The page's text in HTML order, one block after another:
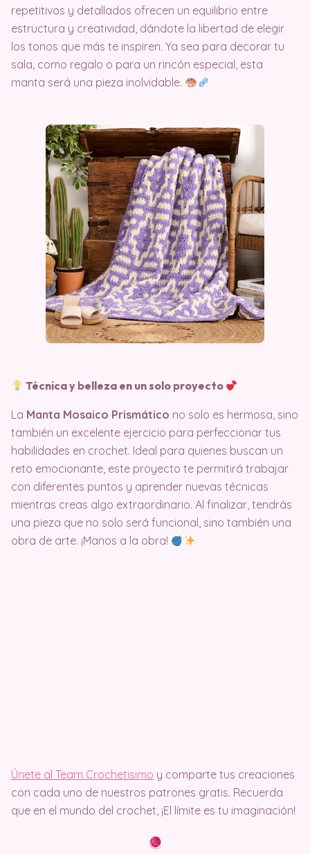
repetitivos y detallados ofrecen un equilibrio entre
estructura y creatividad, dándote la libertad de elegir
los tonos que más te inspiren. Ya sea para decorar tu
sala, como regalo o para un rincón especial, esta
manta será una pieza inolvidable.
Técnica y belleza en un solo proyecto
La Manta Mosaico Prismático no solo es hermosa, sino
también un excelente ejercicio para perfeccionar tus
habilidades en crochet. Ideal para quienes buscan un
reto emocionante, este proyecto te permitirá trabajar
con diferentes puntos y aprender nuevas técnicas
mientras creas algo extraordinario. Al finalizar, tendrás
una pieza que no solo será funcional, sino también una
obra de arte. ¡Manos a la obra!
Únete al Team Crochetisimo y comparte tus creaciones
con cada uno de nuestros patrones gratis. Recuerda
que en el mundo del crochet, ¡El límite es tu imaginación!